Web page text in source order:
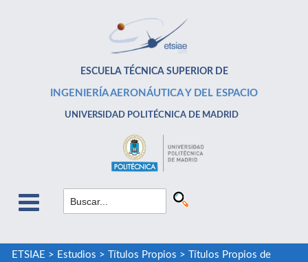
ESCUELA TÉCNICA SUPERIOR DE
INGENIERÍA AERONÁUTICA Y DEL ESPACIO
UNIVERSIDAD POLITÉCNICA DE MADRID
ETSIAE > Estudios > Títulos Propios >
Títulos Propios de